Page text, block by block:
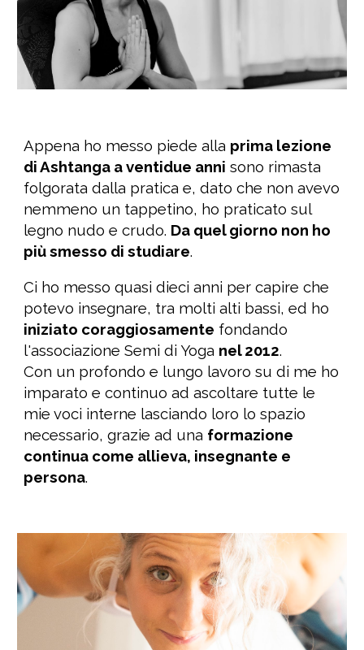
Appena ho messo piede alla prima lezione
di Ashtanga a ventidue anni sono rimasta
folgorata dalla pratica e, dato che non avevo
nemmeno un tappetino, ho praticato sul
legno nudo e crudo. Da quel giorno non ho
più smesso di studiare.
Ci ho messo quasi dieci anni per capire che
potevo insegnare, tra molti alti bassi, ed ho
iniziato coraggiosamente fondando
l'associazione Semi di Yoga nel 2012.
Con un profondo e lungo lavoro su di me ho
imparato e continuo ad ascoltare tutte le
mie voci interne lasciando loro lo spazio
necessario, grazie ad una formazione
continua come allieva, insegnante e
persona.